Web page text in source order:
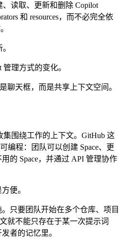
读取、更新和删除 Copilot
和 resources，而不必完全依
理方式的变化。
聊天框，而是共享上下文空间。
集围绕工作的上下文。GitHub 这
编程：团队可以创建 Space、更
的 Space，并通过 API 管理协作
便。
只要团队开始在多个仓库、项目
就不能只存在于某一次提示词
者的记忆里。